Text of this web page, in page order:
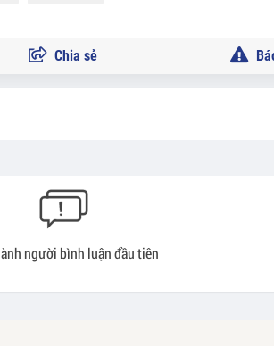
Chia sẻ
người bình luận đầu tiên